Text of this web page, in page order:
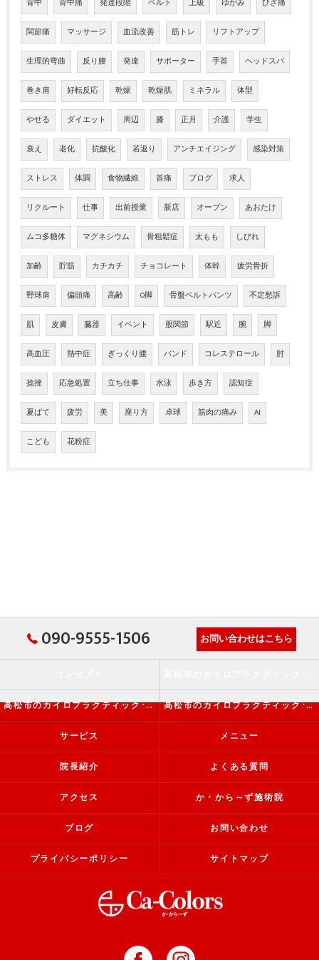
背中 背中痛 発達段階 ベルト 上級 ゆがみ ひざ痛
関節痛 マッサージ 血流改善 筋トレ リフトアップ
生理的弯曲 反り腰 発達 サポーター 手首 ヘッドスパ
巻き肩 好転反応 乾燥 乾燥肌 ミネラル 体型
やせる ダイエット 周辺 膝 正月 介護 学生
衰え 老化 抗酸化 若返り アンチエイジング 感染対策
ストレス 体調 食物繊維 首痛 ブログ 求人
リクルート 仕事 出前授業 新店 オープン あおたけ
ムコ多糖体 マグネシウム 骨粗鬆症 太もも しびれ
加齢 貯筋 カチカチ チョコレート 体幹 疲労骨折
野球肩 偏頭痛 高齢 O脚 骨盤ベルトパンツ 不定愁訴
肌 皮膚 臓器 イベント 股関節 駅近 腕 脚
高血圧 熱中症 ぎっくり腰 バンド コレステロール 肘
捻挫 応急処置 立ち仕事 水泳 歩き方 認知症
夏ばて 疲労 美 座り方 卓球 筋肉の痛み AI
こども 花粉症
090-9555-1506 お問い合わせはこちら
高松市のカイロプラクティック･か・から～ず施術院の評判 高松市のカイロプラクティック･か・から～ず施術院のお客様の声
サービス メニュー
院長紹介 よくある質問
アクセス か・から～ず施術院
ブログ お問い合わせ
プライバシーポリシー サイトマップ